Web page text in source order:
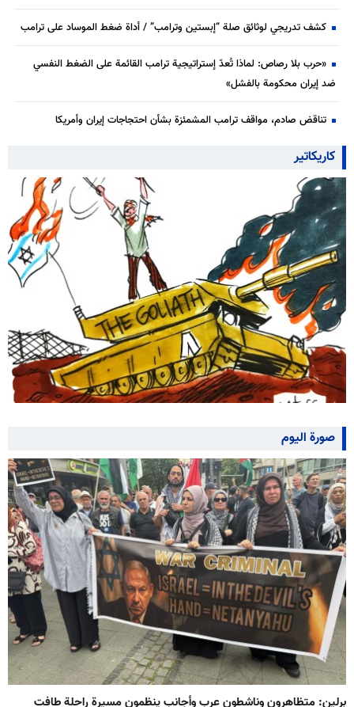
كشف تدريجي لوثائق صلة “إبستين وترامب” / أداة ضغط الموساد على ترامب
«حرب بلا رصاص: لماذا تُعدّ إستراتيجية ترامب القائمة على الضغط النفسي
ضد إيران محكومة بالفشل»
تناقض صادم، مواقف ترامب المشمئزة بشأن احتجاجات إيران وأمريكا
كاريكاتير
صورة اليوم
برلين: متظاهرون وناشطون عرب وأجانب ينظمون مسيرة راحلة طافت